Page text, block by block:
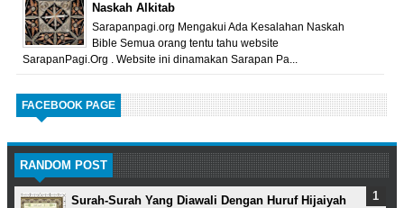
Naskah Alkitab
Sarapanpagi.org Mengakui Ada Kesalahan Naskah
Bible Semua orang tentu tahu website
SarapanPagi.Org . Website ini dinamakan Sarapan Pa...
FACEBOOK PAGE
RANDOM POST
Surah-Surah Yang Diawali Dengan Huruf Hijaiyah